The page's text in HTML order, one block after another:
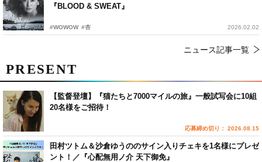
『BLOOD & SWEAT』
#WOWOW #杏 2026.02.02
ニュース記事一覧
PRESENT
【監督登壇】『猫たちと7000マイルの旅』一般試写会に10組
20名様をご招待！
応募締め切り： 2026.08.15
田村ツトム＆沙倉ゆうののサイン入りチェキを1名様にプレゼ
ント！／『心配無用ノ介 天下御免』